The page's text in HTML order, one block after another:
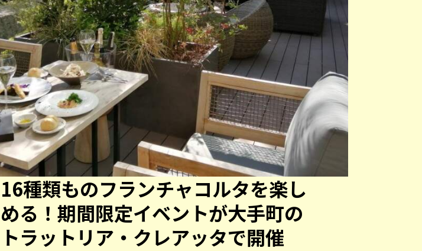
16種類ものフランチャコルタを楽し
める！期間限定イベントが大手町の
トラットリア・クレアッタで開催